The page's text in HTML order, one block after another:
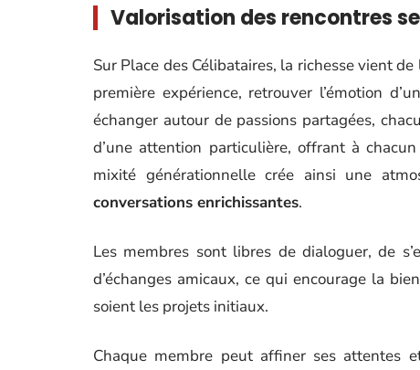
Valorisation des rencontres
Sur Place des Célibataires, la richesse vient
première expérience, retrouver l’émotion
échanger autour de passions partagées,
d’une attention particulière, offrant à
mixité générationnelle crée ainsi une
conversations enrichissantes.
Les membres sont libres de dialoguer, de
d’échanges amicaux, ce qui encourage la
soient les projets initiaux.
Chaque membre peut affiner ses attentes